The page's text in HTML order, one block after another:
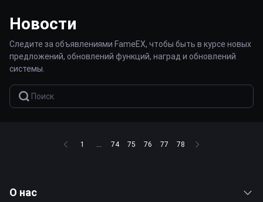
Новости
Следите за объявлениями FameEX, чтобы быть в курсе новых
предложений, обновлений функций, наград и обновлений
системы.
1 ... 74 75 76 77 78
О нас